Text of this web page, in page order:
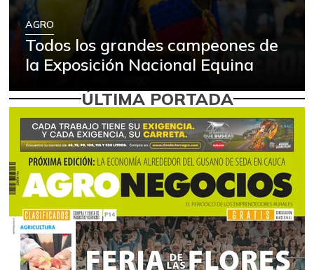
AGRO
Todos los grandes campeones de
la Exposición Nacional Equina
ÚLTIMA PORTADA